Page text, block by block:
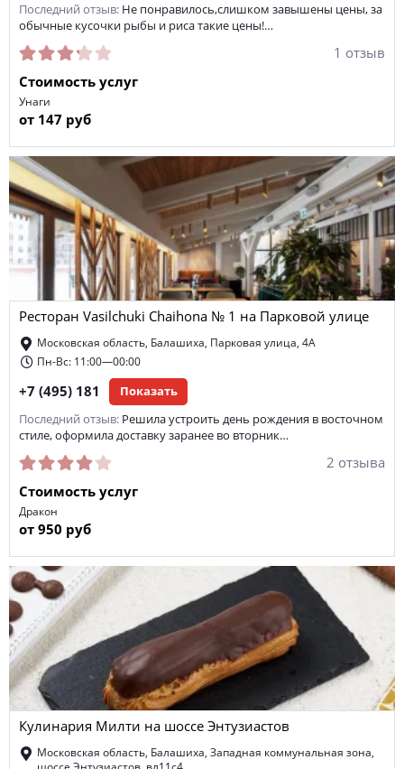
Последний отзыв: Не понравилось,слишком завышены цены, за
обычные кусочки рыбы и риса такие цены!…
1 отзыв
Стоимость услуг
Унаги
от 147 руб
Ресторан Vasilchuki Chaihona № 1 на Парковой улице
Московская область, Балашиха, Парковая улица, 4А
Пн-Вс: 11:00—00:00
+7 (495) 181 Показать
Последний отзыв: Решила устроить день рождения в восточном
стиле, оформила доставку заранее во вторник…
2 отзыва
Стоимость услуг
Дракон
от 950 руб
Кулинария Милти на шоссе Энтузиастов
Московская область, Балашиха, Западная коммунальная зона,